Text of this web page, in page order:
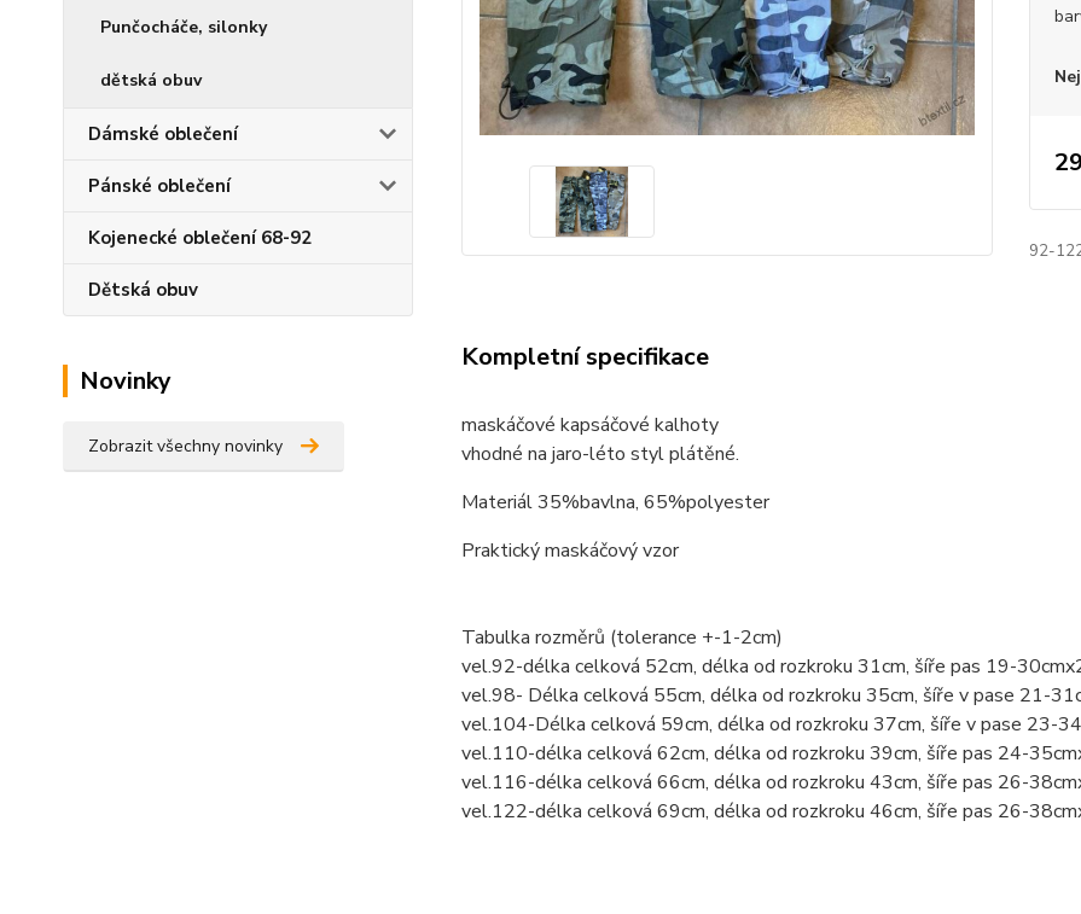
Punčocháče, silonky
dětská obuv
Dámské oblečení
Pánské oblečení
Kojenecké oblečení 68-92
Dětská obuv
Novinky
Zobrazit všechny novinky
92-
Kompletní specifikace
maskáčové kapsáčové kalhoty
vhodné na jaro-léto styl plátěné.
Materiál 35%bavlna, 65%polyester
Praktický maskáčový vzor
Tabulka rozměrů (tolerance +-1-2cm)
vel.92-délka celková 52cm, délka od rozkroku 31cm, šíře pas 19-
vel.98- Délka celková 55cm, délka od rozkroku 35cm, šíře v pase 21-
vel.104-Délka celková 59cm, délka od rozkroku 37cm, šíře v pase 23-
vel.110-délka celková 62cm, délka od rozkroku 39cm, šíře pas 24-
vel.116-délka celková 66cm, délka od rozkroku 43cm, šíře pas 26-
vel.122-délka celková 69cm, délka od rozkroku 46cm, šíře pas 26-